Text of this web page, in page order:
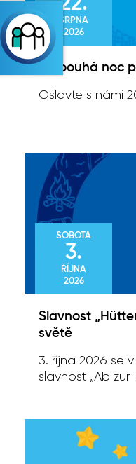
SRPNA
2026
Dlooouhá noc
Oslavte s námi
SOBOTA
3.
ŘÍJNA
2026
Slavnost
světě
3. října 2026 se
slavnost „Ab zur